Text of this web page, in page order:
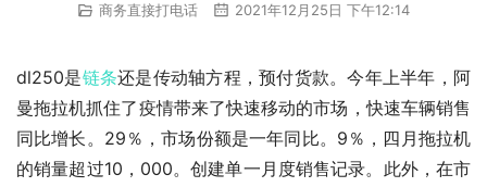
商务直接打电话 2021年12月25日 下午12:14
dl250是链条还是传动轴方程，预付货款。今年上半年，阿
曼拖拉机抓住了疫情带来了快速移动的市场，快速车辆销售
同比增长。29％，市场份额是一年同比。9％，四月拖拉机
的销量超过10，000。创建单一月度销售记录。此外，在市